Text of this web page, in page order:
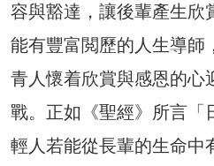
容與豁達，讓後輩產生欣
能有豐富閲歷的人生導師
青人懷着欣賞與感恩的心
戰。正如《聖經》所言「
輕人若能從長輩的生命中